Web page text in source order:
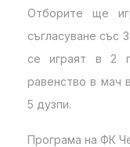
Отборите ще
съгласуване със
се играят в 2
равенство в мач
5 дузпи.
Програма на ФК